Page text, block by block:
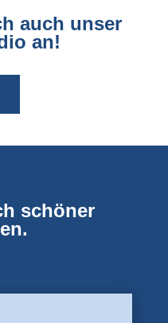
auch unser
an!
schöner